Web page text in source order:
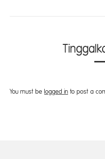
You must be logged in to post a